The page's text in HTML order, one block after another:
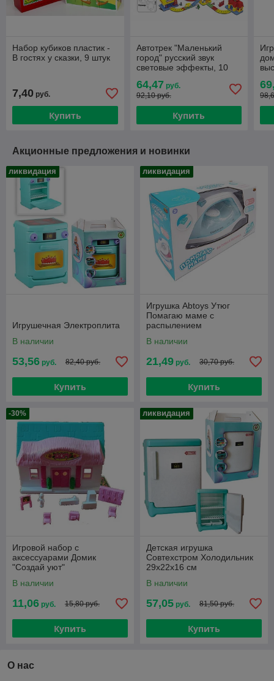
Набор кубиков пластик -
В гостях у сказки, 9 штук
7,40 руб.
Купить
Автотрек "Маленький
город" русский звук
световые эффекты, 10
64,47 руб.
92,10 руб.
Купить
Акционные предложения и новинки
ликвидация
Игрушечная Электроплита
В наличии
53,56 руб. 82,40 руб.
Купить
ликвидация
Игрушка Abtoys Утюг
Помагаю маме с
распылением
В наличии
21,49 руб. 30,70 руб.
Купить
-30%
Игровой набор с
аксессуарами Домик
"Создай уют"
В наличии
11,06 руб. 15,80 руб.
Купить
ликвидация
Детская игрушка
Совтехстром Холодильник
29х22х16 см
В наличии
57,05 руб. 81,50 руб.
Купить
О нас